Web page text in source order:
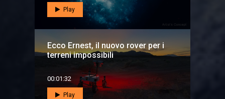
Play
Ecco Ernest, il nuovo rover per i
terreni impossibili
00:01:32
Play